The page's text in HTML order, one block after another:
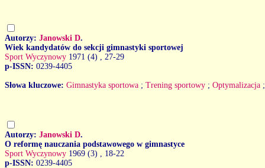
Autorzy: Janowski D.
Wiek kandydatów do sekcji gimnastyki sportowej
Sport Wyczynowy 1971 (4)
, 27-29
p-ISSN: 0239-4405
Słowa kluczowe: Gimnastyka sportowa ; Trening sportowy ; Optymalizacja
Autorzy: Janowski D.
O reformę nauczania podstawowego w gimnastyce
Sport Wyczynowy 1969 (3)
, 18-22
p-ISSN: 0239-4405